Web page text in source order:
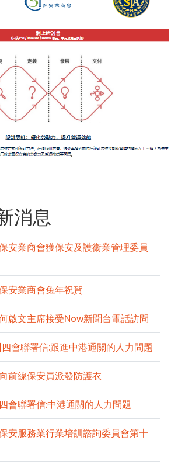
消息
安業商會獲保安及護衞業管理委員
安業商會兔年祝賀
啟文主席接受Now新聞台電話訪問
會聯署信:跟進中港通關的人力問題
前線保安員派發防護衣
會聯署信:中港通關的人力問題
安服務業行業培訓諮詢委員會第十